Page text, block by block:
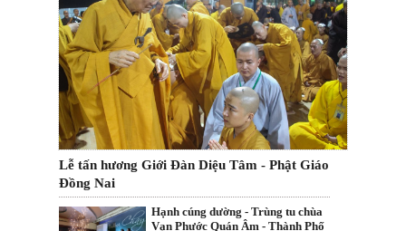
Lễ tấn hương Giới Đàn Diệu Tâm - Phật Giáo
Đồng Nai
Hạnh cúng dường - Trùng tu chùa
Vạn Phước Quán Âm - Thành Phố